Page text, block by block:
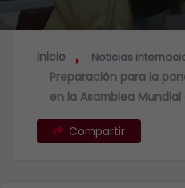
Inicio Noticias
Preparación para la
en la Asamblea Mundial
Compartir